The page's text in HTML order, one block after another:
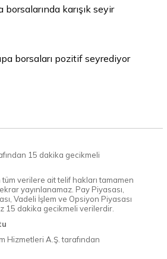
borsalarında karışık seyir
borsaları pozitif seyrediyor
15 dakika gecikmeli
tüm verilere ait telif hakları tamamen
yayınlanamaz. Pay Piyasası,
Vadeli İşlem ve Opsiyon Piyasası
15 dakika gecikmeli verilerdir.
Hizmetleri A.Ş. tarafından